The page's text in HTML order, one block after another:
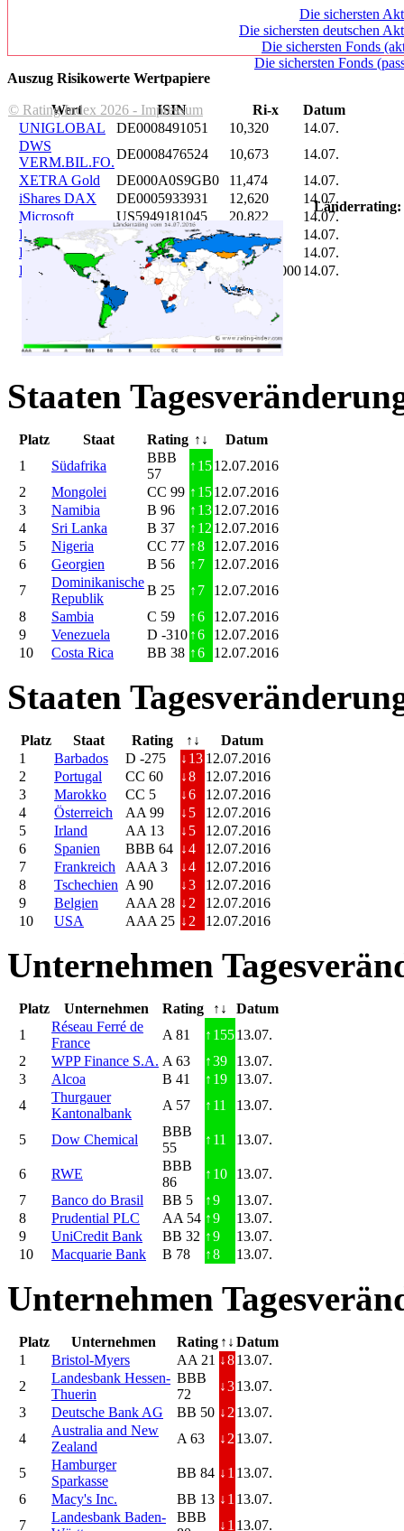
Die sichersten
Die sichersten deutschen
Die sichersten Fonds
Die sichersten Fonds
© Rating Index 2026 - Impressum
Auszug Risikowerte Wertpapiere
Wert ISIN Ri-x
Datum
UNIGLOBAL
DE0008491051 10,320
14.07.
DWS
VERM.BIL.FO.
DE0008476524 10,673
14.07.
XETRA Gold
DE000A0S9GB0 11,474
14.07.
iShares DAX
DE0005933931 12,620
14.07.
Microsoft
US5949181045 20,822
14.07.
DAIMLER
DE0007100000 46,047
14.07.
Brent Oil
DE000A0KRKM571,382
14.07.
Bitcoin
BITCOIN 185.899,00014.07.
Länderrating:
Staaten
Platz Staat Rating ↑↓
Datum
1
Südafrika
BBB
57
↑ 1512.07.2016
2
Mongolei CC 99 ↑ 1512.07.2016
3
Namibia B 96 ↑ 1312.07.2016
4
Sri Lanka B 37 ↑ 12 12.07.2016
5
Nigeria CC 77 ↑8
12.07.2016
6
Georgien B 56 ↑ 7
12.07.2016
7
Dominikanische
Republik
B 25 ↑ 7
12.07.2016
8
Sambia C 59 ↑6
12.07.2016
9
Venezuela D -310 ↑6
12.07.2016
10
Costa Rica BB 38 ↑6 12.07.2016
Staaten
Platz Staat Rating ↑↓
Datum
1
Barbados D -275 ↓ 13 12.07.2016
2
Portugal CC 60 ↓8
12.07.2016
3
Marokko CC 5 ↓6
12.07.2016
4
Österreich AA 99 ↓ 5
12.07.2016
5
Irland AA 13 ↓ 5
12.07.2016
6
Spanien BBB 64 ↓4
12.07.2016
7
Frankreich AAA 3 ↓4
12.07.2016
8
Tschechien A 90 ↓3
12.07.2016
9
Belgien AAA 28 ↓ 2
12.07.2016
10
USA AAA 25 ↓ 2 12.07.2016
Unternehmen
Platz Unternehmen Rating ↑↓
Datum
1
Réseau Ferré de
France
A 81 ↑ 15513.07.
2
WPP Finance S.A. A 63 ↑39
13.07.
3
Alcoa B 41 ↑ 19
13.07.
4
Thurgauer
Kantonalbank
A 57 ↑ 11 13.07.
5 Dow Chemical
BBB
55
↑ 11 13.07.
6 RWE
BBB
86
↑ 10
13.07.
7
Banco do Brasil BB 5 ↑9
13.07.
8
Prudential PLC AA 54 ↑9
13.07.
9
UniCredit Bank BB 32 ↑9
13.07.
10
Macquarie Bank B 78 ↑8 13.07.
Unternehmen
Platz Unternehmen Rating ↑↓ Datum
1
Bristol-Myers AA 21 ↓813.07.
2
Landesbank Hessen-
Thuerin
BBB
72
↓313.07.
3
Deutsche Bank AG BB 50 ↓ 2 13.07.
4
Australia and New
Zealand
A 63 ↓ 2 13.07.
5
Hamburger
Sparkasse
BB 84 ↓ 1 13.07.
6
Macy's Inc. BB 13 ↓ 1 13.07.
7
Landesbank Baden-
BBB
↓ 1 13.07.